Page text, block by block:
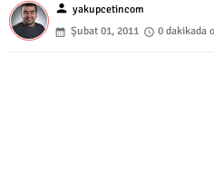
person yakupcetincom
Şubat 01, 2011
0 dakikada